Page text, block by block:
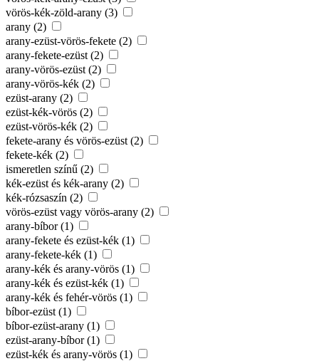
vörös-kék-zöld-arany (3)
arany (2)
arany-ezüst-vörös-fekete (2)
arany-fekete-ezüst (2)
arany-vörös-ezüst (2)
arany-vörös-kék (2)
ezüst-arany (2)
ezüst-kék-vörös (2)
ezüst-vörös-kék (2)
fekete-arany és vörös-ezüst (2)
fekete-kék (2)
ismeretlen színű (2)
kék-ezüst és kék-arany (2)
kék-rózsaszín (2)
vörös-ezüst vagy vörös-arany (2)
arany-bíbor (1)
arany-fekete és ezüst-kék (1)
arany-fekete-kék (1)
arany-kék és arany-vörös (1)
arany-kék és ezüst-kék (1)
arany-kék és fehér-vörös (1)
bíbor-ezüst (1)
bíbor-ezüst-arany (1)
ezüst-arany-bíbor (1)
ezüst-kék és arany-vörös (1)